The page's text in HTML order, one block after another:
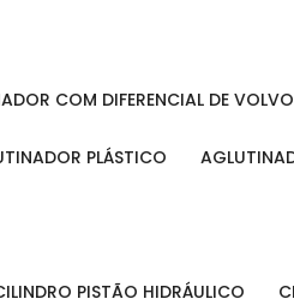
COM DIFERENCIAL DE VOLVO
PLÁSTICO
CILINDRO PISTÃO HIDRÁULICO